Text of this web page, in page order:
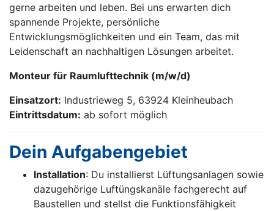
gerne arbeiten und leben. Bei uns erwarten dich
spannende Projekte, persönliche
Entwicklungsmöglichkeiten und ein Team, das mit
Leidenschaft an nachhaltigen Lösungen arbeitet.
Monteur für Raumlufttechnik (m/w/d)
Einsatzort: Industrieweg 5, 63924 Kleinheubach
Eintrittsdatum: ab sofort möglich
Dein Aufgabengebiet
Installation: Du installierst Lüftungs­anlagen sowie
dazugehörige Luftüngs­kanäle fachgerecht auf
Baustellen und stellst die Funktionsfähigkeit